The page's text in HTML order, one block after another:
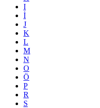
I
İ
J
K
L
M
N
O
Ö
P
R
S